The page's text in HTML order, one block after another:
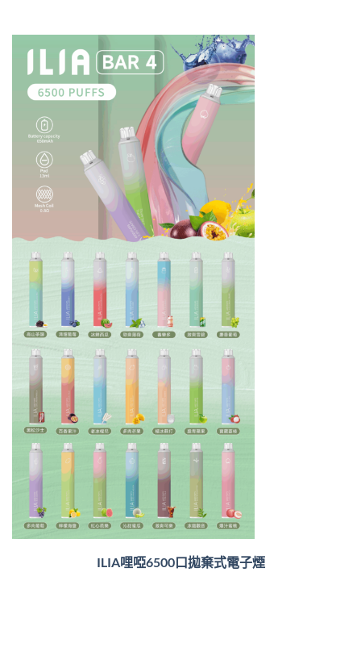
ILIA哩啞6500口拋棄式電子煙